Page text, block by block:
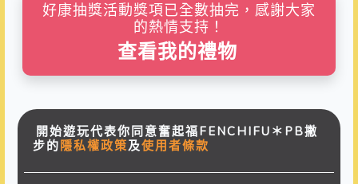
好康抽獎活動獎項已全數抽完，感謝大家
的熱情支持！
查看我的禮物
開始遊玩代表你同意奮起福FENCHIFU＊PB撇
步的 隱私權政策及使用者條款